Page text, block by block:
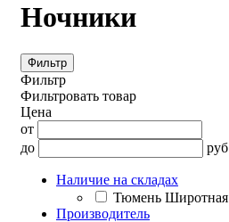
Ночники
Фильтр
Фильтр
Фильтровать товар
Цена
от
до
руб
Наличие на складах
Тюмень Широтная
Производитель